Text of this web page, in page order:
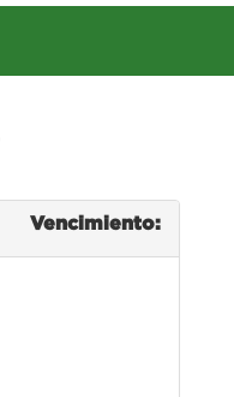
Vencimiento: